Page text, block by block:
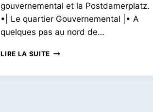
gouvernemental et la Postdamerplatz.
•| Le quartier Gouvernemental |• A
quelques pas au nord de…
LIRE LA SUITE UN